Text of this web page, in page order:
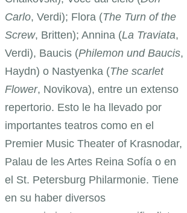
Carlo, Verdi); Flora (The Turn of the
Screw, Britten); Annina (La Traviata,
Verdi), Baucis (Philemon und Baucis,
Haydn) o Nastyenka (The scarlet
Flower, Novikova), entre un extenso
repertorio. Esto le ha llevado por
importantes teatros como en el
Premier Music Theater of Krasnodar,
Palau de les Artes Reina Sofía o en
el St. Petersburg Philarmonie. Tiene
en su haber diversos